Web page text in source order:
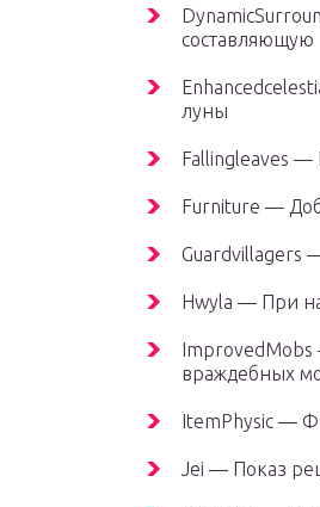
составляющую
луны
Fallingleaves —
Furniture —
Guardvillagers
Hwyla — При
ImprovedMobs
враждебных
ItemPhysic —
Jei — Показ